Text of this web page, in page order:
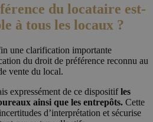
du locataire est-
à tous les locaux ?
une clarification importante
du droit de préférence reconnu au
vente du local.
expressément de ce dispositifles
ainsi que les entrepôts. Cette
d’interprétation et sécurise